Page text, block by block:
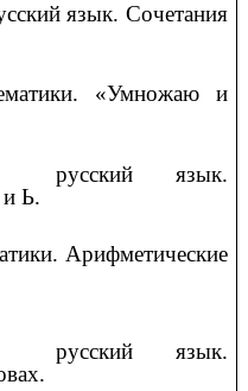
язык. Сочетания
«Умножаю и
русский язык.
и Ь.
Арифметические
русский язык.